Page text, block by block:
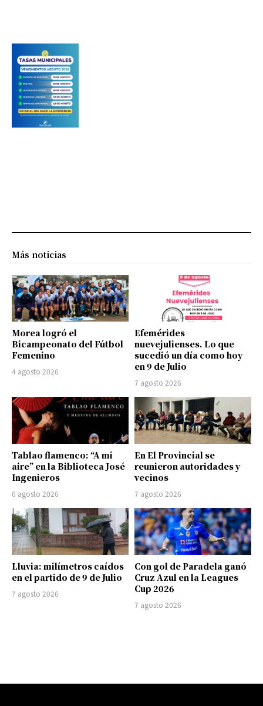
Más noticias
Morea logró el
Bicampeonato del Fútbol
Femenino
4 agosto 2026
Efemérides
nuevejulienses. Lo que
sucedió un día como hoy
en 9 de Julio
7 agosto 2026
Tablao flamenco: “A mi
aire” en la Biblioteca José
Ingenieros
6 agosto 2026
En El Provincial se
reunieron autoridades y
vecinos
7 agosto 2026
Lluvia: milímetros caídos
en el partido de 9 de Julio
7 agosto 2026
Con gol de Paradela ganó
Cruz Azul en la Leagues
Cup 2026
7 agosto 2026